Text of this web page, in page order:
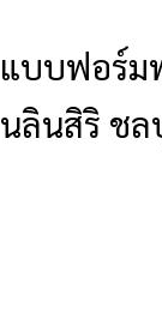
แบบฟอร์ม
นลินสิริ ชล